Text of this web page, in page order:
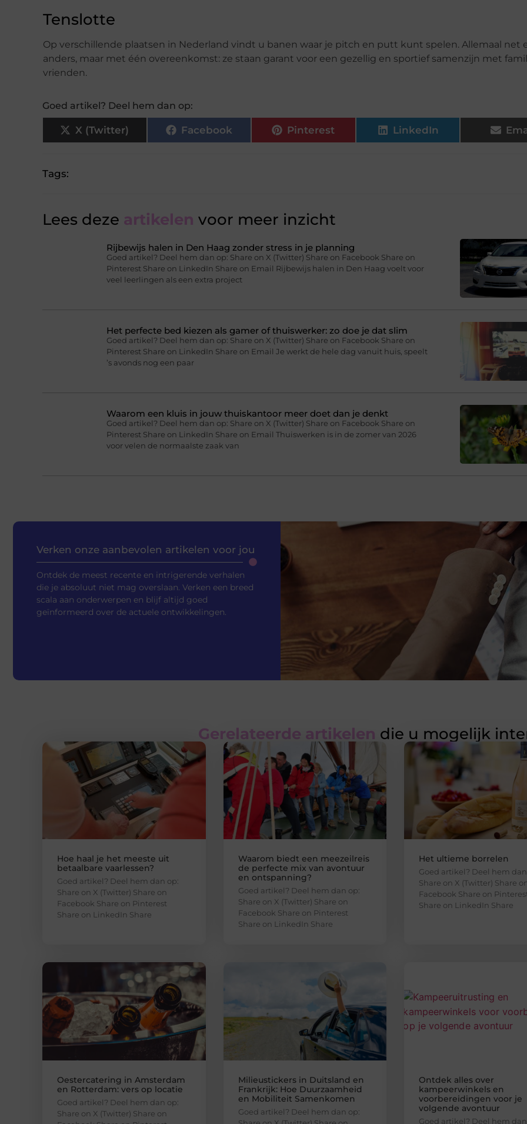
Tenslotte
Op verschillende plaatsen in Nederland vindt u banen waar je pitch en putt kunt spelen. Allemaal net
anders, maar met één overeenkomst: ze staan garant voor een gezellig en sportief samenzijn met
vrienden.
Goed artikel? Deel hem dan op:
X (Twitter) Facebook Pinterest LinkedIn
Tags:
Lees deze artikelen voor meer inzicht
Rijbewijs halen in Den Haag zonder stress in je planning
Goed artikel? Deel hem dan op: Share on X (Twitter) Share on Facebook Share on
Pinterest Share on LinkedIn Share on Email Rijbewijs halen in Den Haag voelt voor
veel leerlingen als een extra project
Het perfecte bed kiezen als gamer of thuiswerker: zo doe je dat slim
Goed artikel? Deel hem dan op: Share on X (Twitter) Share on Facebook Share on
Pinterest Share on LinkedIn Share on Email Je werkt de hele dag vanuit huis, speelt
’s avonds nog een paar
Waarom een kluis in jouw thuiskantoor meer doet dan je denkt
Goed artikel? Deel hem dan op: Share on X (Twitter) Share on Facebook Share on
Pinterest Share on LinkedIn Share on Email Thuiswerken is in de zomer van 2026
voor velen de normaalste zaak van
Verken onze aanbevolen artikelen voor jou
Ontdek de meest recente en intrigerende verhalen
die je absoluut niet mag overslaan. Verken een breed
scala aan onderwerpen en blijf altijd goed
geïnformeerd over de actuele ontwikkelingen.
Gerelateerde artikelen die u mogelijk
Hoe haal je het meeste uit
betaalbare vaarlessen?
Goed artikel? Deel hem dan op:
Share on X (Twitter) Share on
Facebook Share on Pinterest
Share on LinkedIn Share
Waarom biedt een meezeilreis
de perfecte mix van avontuur
en ontspanning?
Goed artikel? Deel hem dan op:
Share on X (Twitter) Share on
Facebook Share on Pinterest
Share on LinkedIn Share
Het ultieme borrelen
Goed artikel? Deel hem
Share on X (Twitter) Share
Facebook Share on
Share on LinkedIn Share
Oestercatering in Amsterdam
en Rotterdam: vers op locatie
Goed artikel? Deel hem dan op:
Share on X (Twitter) Share on
Milieustickers in Duitsland en
Frankrijk: Hoe Duurzaamheid
en Mobiliteit Samenkomen
Goed artikel? Deel hem dan op:
Ontdek alles over
kampeerwinkels en
voorbereidingen voor je
volgende avontuur
Goed artikel? Deel hem